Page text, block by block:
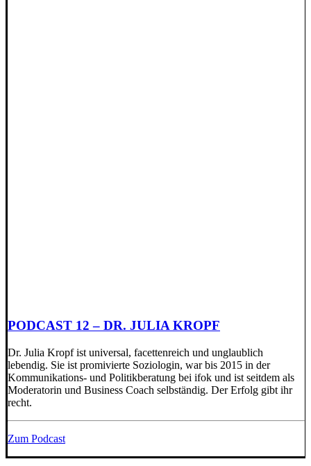
PODCAST 12 – DR. JULIA KROPF
Dr. Julia Kropf ist universal, facettenreich und unglaublich
lebendig. Sie ist promivierte Soziologin, war bis 2015 in der
Kommunikations- und Politikberatung bei ifok und ist seitdem als
Moderatorin und Business Coach selbständig. Der Erfolg gibt ihr
recht.
Zum Podcast